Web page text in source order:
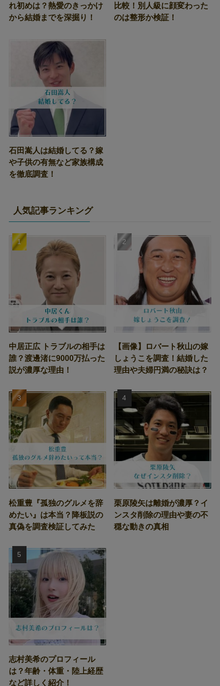
れ初めは？熱愛のきっかけ
から結婚までを深掘り！
比較！別人級に顔変わった
のは整形か検証！
石田嵩人は結婚してる？嫁
や子供の有無など家族構成
を徹底調査！
人気記事ランキング
中居正広 トラブルの相手は
誰？渡邊渚に9000万払った
説が濃厚な理由！
【画像】ロバート秋山の嫁
しょうこを調査！結婚した
理由や夫婦円満の秘訣は？
松重豊『孤独のグルメを辞
めたい』は本当？降板説の
真偽を調査検証してみた
栗原陵矢は離婚が濃厚？イ
ンスタ削除の理由や妻の不
穏な動きの真相
志村美希のプロフィール
は？年齢・体重・陸上経歴
など詳しく紹介！